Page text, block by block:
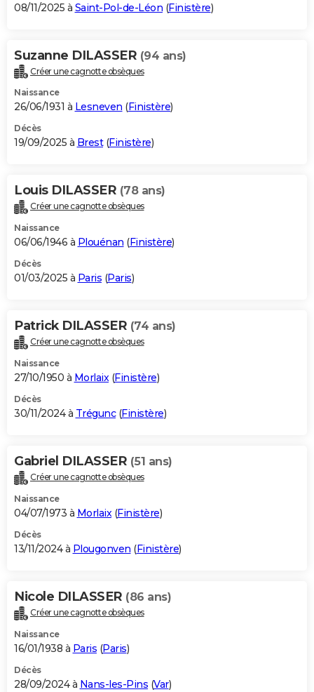
08/11/2025 à Saint-Pol-de-Léon (Finistère)
Suzanne DILASSER (94 ans)
Créer une cagnotte obsèques
Naissance
26/06/1931 à Lesneven (Finistère)
Décès
19/09/2025 à Brest(Finistère)
Louis DILASSER (78 ans)
Créer une cagnotte obsèques
Naissance
06/06/1946 à Plouénan (Finistère)
Décès
01/03/2025 à Paris (Paris)
Patrick DILASSER (74 ans)
Créer une cagnotte obsèques
Naissance
27/10/1950 à Morlaix(Finistère)
Décès
30/11/2024 à Trégunc(Finistère)
Gabriel DILASSER (51 ans)
Créer une cagnotte obsèques
Naissance
04/07/1973 à Morlaix(Finistère)
Décès
13/11/2024 à Plougonven (Finistère)
Nicole DILASSER (86 ans)
Créer une cagnotte obsèques
Naissance
16/01/1938 à Paris (Paris)
Décès
28/09/2024 à Nans-les-Pins (Var)